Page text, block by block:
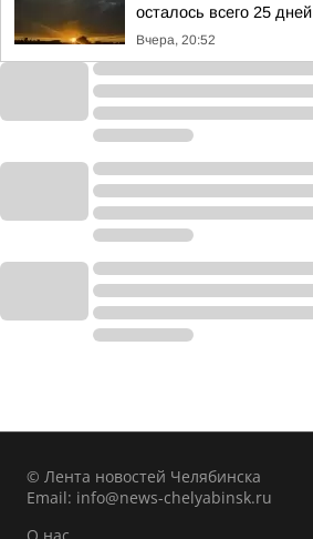
осталось всего 25 дней
Вчера, 20:52
© Лента новостей Челябинска
Email: info@news-chelyabinsk.ru